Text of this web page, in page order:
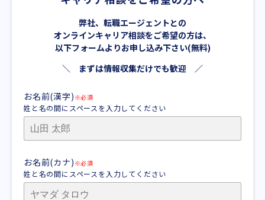
弊社、転職エージェントとの
オンラインキャリア相談をご希望の方は、
以下フォームよりお申し込み下さい(無料)
＼ まずは情報収集だけでも歓迎 ／
お名前(漢字) ※必須
姓と名の間にスペースを入力してください
お名前(カナ) ※必須
姓と名の間にスペースを入力してください